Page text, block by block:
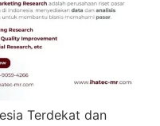
Terdekat dan